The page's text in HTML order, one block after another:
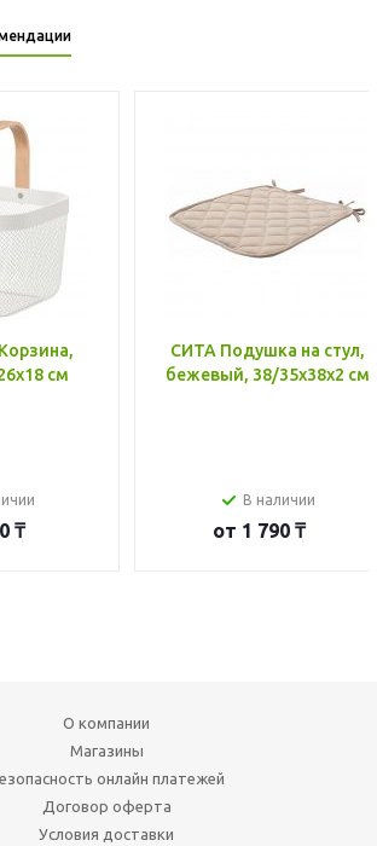
см
₸
СИТА Подушка на стул,
бежевый, 38/35x38x2 см
В наличии
от 1 790 ₸
О компании
Магазины
онлайн платежей
Договор оферта
Условия доставки